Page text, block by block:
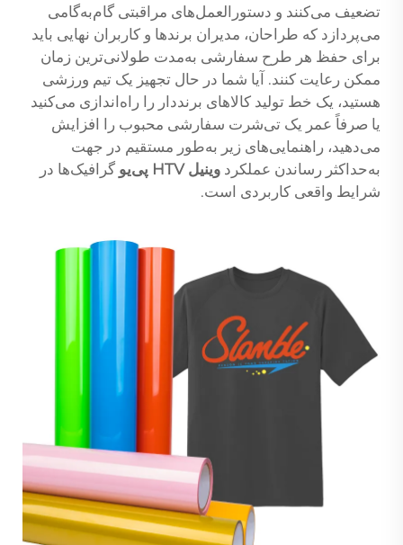
تضعیف می‌کنند و دستورالعمل‌های مراقبتی گام‌به‌گامی
می‌پردازد که طراحان، مدیران برندها و کاربران نهایی باید
برای حفظ هر طرح سفارشی به‌مدت طولانی‌ترین زمان
ممکن رعایت کنند. آیا شما در حال تجهیز یک تیم ورزشی
هستید، یک خط تولید کالاهای برنددار را راه‌اندازی می‌کنید
یا صرفاً عمر یک تی‌شرت سفارشی محبوب را افزایش
می‌دهید، راهنمایی‌های زیر به‌طور مستقیم در جهت
به‌حداکثر رساندن عملکرد وینیل HTV پی‌یو
گرافیک‌ها در
شرایط واقعی کاربردی است.